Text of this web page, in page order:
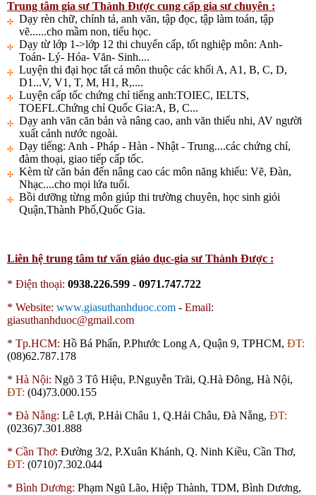
Trung tâm gia sư Thành Được cung cấp gia sư chuyên :
Dạy rèn chữ, chính tả, anh văn, tập đọc, tập làm toán, tập
vẽ......cho mầm non, tiểu học.
Dạy từ lớp 1->lớp 12 thi chuyển cấp, tốt nghiệp môn: Anh-
Toán- Lý- Hóa- Văn- Sinh....
Luyện thi đại học tất cả môn thuộc các khối A, A1, B, C, D,
D1...V, V1, T, M, H1, R,....
Luyện cấp tốc chứng chỉ tiếng anh:TOIEC, IELTS,
TOEFL.Chứng chỉ Quốc Gia:A, B, C...
Dạy anh văn căn bản và nâng cao, anh văn thiếu nhi, AV người
xuất cảnh nước ngoài.
Dạy tiếng: Anh - Pháp - Hàn - Nhật - Trung....các chứng chỉ,
đàm thoại, giao tiếp cấp tốc.
Kèm từ căn bản đến nâng cao các môn năng khiếu: Vẽ, Đàn,
Nhạc....cho mọi lứa tuổi.
Bồi dưỡng từng môn giúp thi trường chuyên, học sinh giỏi
Quận,Thành Phố,Quốc Gia.
Liên hệ trung tâm tư vấn giáo dục-gia sư Thành Được :
* Điện thoại: 0938.226.599 - 0971.747.722
* Website: www.giasuthanhduoc.com - Email:
giasuthanhduoc@gmail.com
* Tp.HCM: Hồ Bá Phấn, P.Phước Long A, Quận 9, TPHCM, ĐT:
(08)62.787.178
* Hà Nội: Ngõ 3 Tô Hiệu, P.Nguyễn Trãi, Q.Hà Đông, Hà Nội,
ĐT: (04)73.000.155
* Đà Nẵng: Lê Lợi, P.Hải Châu 1, Q.Hải Châu, Đà Nẵng, ĐT:
(0236)7.301.888
* Cần Thơ: Đường 3/2, P.Xuân Khánh, Q. Ninh Kiều, Cần Thơ,
ĐT: (0710)7.302.044
* Bình Dương: Phạm Ngũ Lão, Hiệp Thành, TDM, Bình Dương,